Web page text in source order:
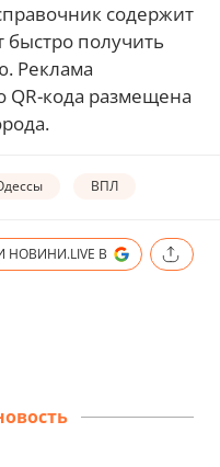
содержит
быстро получить
Реклама
QR-кода размещена
ВПЛ
НОВИНИ.LIVE В